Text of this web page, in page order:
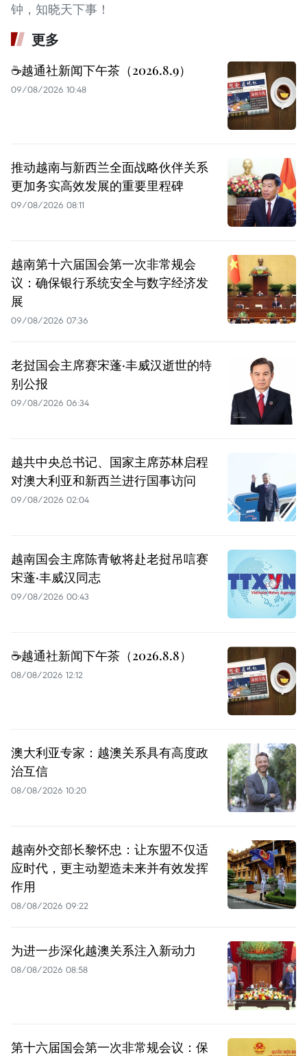
钟，知晓天下事！
更多
☕️越通社新闻下午茶（2026.8.9）
09/08/2026 10:48
推动越南与新西兰全面战略伙伴关系
更加务实高效发展的重要里程碑
09/08/2026 08:11
越南第十六届国会第一次非常规会
议：确保银行系统安全与数字经济发
展
09/08/2026 07:36
老挝国会主席赛宋蓬·丰威汉逝世的特
别公报
09/08/2026 06:34
越共中央总书记、国家主席苏林启程
对澳大利亚和新西兰进行国事访问
09/08/2026 02:04
越南国会主席陈青敏将赴老挝吊唁赛
宋蓬·丰威汉同志
09/08/2026 00:43
☕️越通社新闻下午茶（2026.8.8）
08/08/2026 12:12
澳大利亚专家：越澳关系具有高度政
治互信
08/08/2026 10:20
越南外交部长黎怀忠：让东盟不仅适
应时代，更主动塑造未来并有效发挥
作用
08/08/2026 09:22
为进一步深化越澳关系注入新动力
08/08/2026 08:58
第十六届国会第一次非常规会议：保